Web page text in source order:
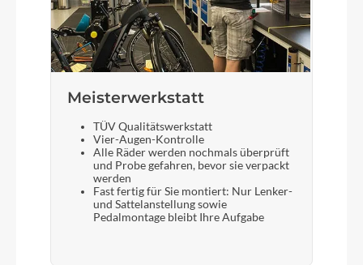
Meisterwerkstatt
TÜV Qualitätswerkstatt
Vier-Augen-Kontrolle
Alle Räder werden nochmals überprüft
und Probe gefahren, bevor sie verpackt
werden
Fast fertig für Sie montiert: Nur Lenker-
und Sattelanstellung sowie
Pedalmontage bleibt Ihre Aufgabe